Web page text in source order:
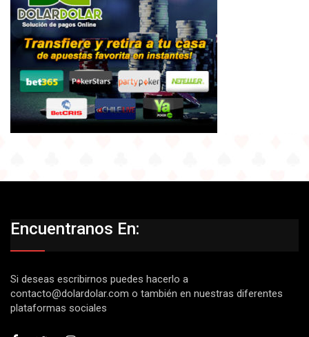
Encuentranos En:
Si deseas escribirnos puedes hacerlo a
contacto@dolardolar.com o también en nuestras diferentes
plataformas sociales